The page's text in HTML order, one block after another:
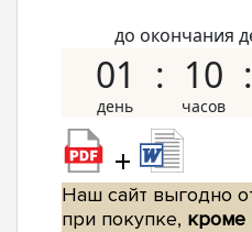
до окончания
01 10
+
Наш сайт выгодно
при покупке, кроме